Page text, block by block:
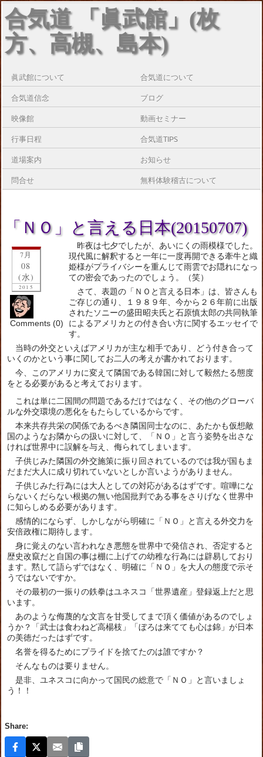
合気道 「眞武館」(枚
方、高槻、島本)
眞武館について 合気道について
合気道信念 ブログ
映像館 動画セミナー
行事日程 合気道TIPS
道場案内 お知らせ
問合せ 無料体験稽古について
「ＮＯ」と言える日本(20150707)
7月
08
(水)
2015
Comments (0)
昨夜は七夕でしたが、あいにくの雨模様でした。
現代風に解釈すると一年に一度再開できる牽牛と織
姫様がプライバシーを重んじて雨雲でお隠れになっ
ての密会であったのでしょう。（笑）
さて、表題の「ＮＯと言える日本」は、皆さんも
ご存じの通り、１９８９年、今から２６年前に出版
されたソニーの盛田昭夫氏と石原慎太郎の共同執筆
によるアメリカとの付き合い方に関するエッセイで
す。
当時の外交といえばアメリカが主な相手であり、どう付き合って
いくのかという事に関してお二人の考えが書かれております。
今、このアメリカに変えて隣国である韓国に対して毅然たる態度
をとる必要があると考えております。
これは単に二国間の問題であるだけではなく、その他のグローバ
ルな外交環境の悪化をもたらしているからです。
本来共存共栄の関係であるべき隣国同士なのに、あたかも仮想敵
国のようなお隣からの扱いに対して、「ＮＯ」と言う姿勢を出さな
ければ世界中に誤解を与え、侮られてしまいます。
子供じみた隣国の外交施策に振り回されているのでは我が国もま
だまだ大人に成り切れていないとしか言いようがありません。
子供じみた行為には大人としての対応があるはずです。喧嘩にな
らないくだらない根拠の無い他国批判である事をさりげなく世界中
に知らしめる必要があります。
感情的にならず、しかしながら明確に「ＮＯ」と言える外交力を
安倍政権に期待します。
身に覚えのない言われなき悪態を世界中で発信され、否定すると
歴史改竄だと自国の事は棚に上げての幼稚な行為には辟易しており
ます。黙して語らずではなく、明確に「ＮＯ」を大人の態度で示そ
うではないですか。
その最初の一振りの鉄拳はユネスコ「世界遺産」登録返上だと思
います。
あのような侮蔑的な文言を甘受してまで頂く価値があるのでしょ
うか？「武士は食わねど高楊枝」「ぼろは来てても心は錦」が日本
の美徳だったはずです。
名誉を得るためにプライドを捨てたのは誰ですか？
そんなものは要りません。
是非、ユネスコに向かって国民の総意で「ＮＯ」と言いましょ
う！！
Share: